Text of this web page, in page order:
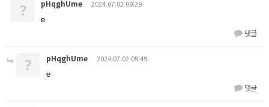
? pHqghUme 2024.07.02 09:29
e
댓글
? pHqghUme 2024.07.02 09:49
e
댓글